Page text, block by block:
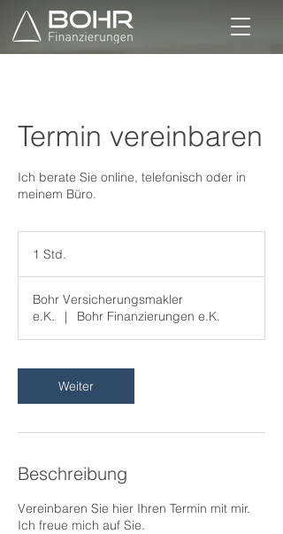
Termin vereinbaren
Ich berate Sie online, telefonisch oder in
meinem Büro.
1 Std.
d
Bohr Versicherungsmakler
e.K.
| Bohr Finanzierungen e.K.
Weiter
Beschreibung
Vereinbaren Sie hier Ihren Termin mit mir.
Ich freue mich auf Sie.